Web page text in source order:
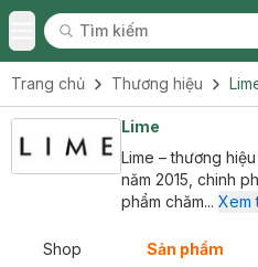
Toggle Menu
Tìm kiếm
Tìm kiếm
Trang chủ Thương hiệu
Lime
Lime – thương
năm 2015, chinh
phẩm chăm... Xem
Shop Sản phẩm